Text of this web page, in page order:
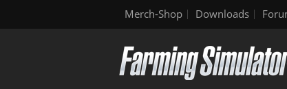
Merch-Shop Downloads